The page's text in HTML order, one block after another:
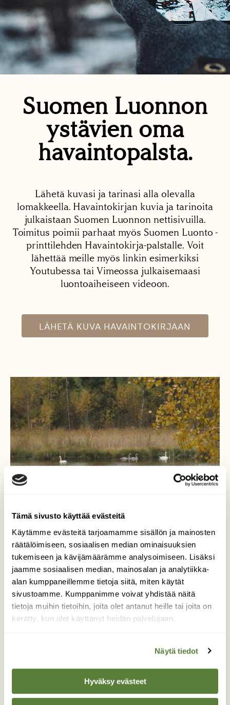
Tämä sivusto käyttää evästeitä
Käytämme evästeitä tarjoamamme sisällön ja mainosten
räätälöimiseen, sosiaalisen median ominaisuuksien
tukemiseen ja kävijämäärämme analysoimiseen. Lisäksi
jaamme sosiaalisen median, mainosalan ja analytiikka-
alan kumppaneillemme tietoja siitä, miten käytät
sivustoamme. Kumppanimme voivat yhdistää näitä
tietoja muihin tietoihin, joita olet antanut heille tai joita on
kerätty, kun olet käyttänyt heidän palvelujaan.
Näytä tiedot
Hyväksy evästeet
Suomen Luonnon
ystävien oma
havaintopalsta.
Lähetä kuvasi ja tarinasi alla olevalla
lomakkeella. Havaintokirjan kuvia ja tarinoita
julkaistaan Suomen Luonnon nettisivuilla.
Toimitus poimii parhaat myös Suomen Luonto -
printtilehden Havaintokirja-palstalle. Voit
lähettää meille myös linkin esimerkiksi
Youtubessa tai Vimeossa julkaisemaasi
luontoaiheiseen videoon.
LÄHETÄ KUVA HAVAINTOKIRJAAN
Syksyinen joutsenlampi
Mökki lammellamme pesii joka vuosi sama
joutsen pari. Tänä vuonna vain kaksi
Valokuvaaja: Samu Kähtävä, Vöyri
TAKAISIN LISTAAN